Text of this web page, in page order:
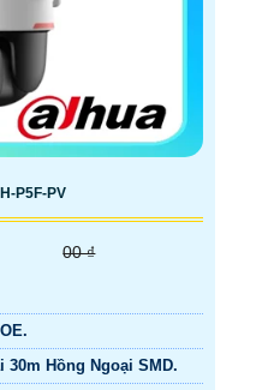
P5F-PV
00 ₫
30m Hồng Ngoại SMD.